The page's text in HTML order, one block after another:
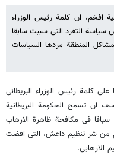
افخم، ان کلمة رئیس الوزراء
سیاسة التفرد التی سببت سابقا
المنطقة مردها السیاسات
کلمة رئیس الوزراء البریطانی
ان تسمح الحکومة البریطانیة
فی مکافحة ظاهرة الارهاب
من شر تنظیم داعش، التی افضت
الارهابی.